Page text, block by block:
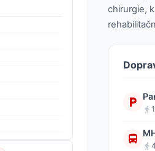
chirurgie,